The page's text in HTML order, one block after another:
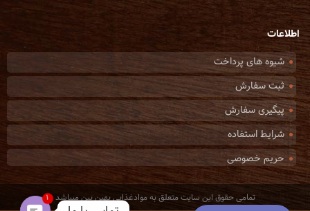
اطلاعات
شیوه های پرداخت
ثبت سفارش
پیگیری سفارش
شرایط استفاده
حریم خصوصی
تمامی حقوق این سایت متعلق به موادغذایی بهین بین میباشد 1